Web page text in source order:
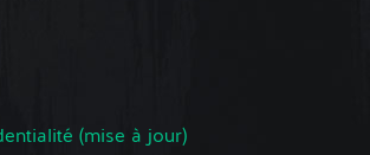
(mise à jour)